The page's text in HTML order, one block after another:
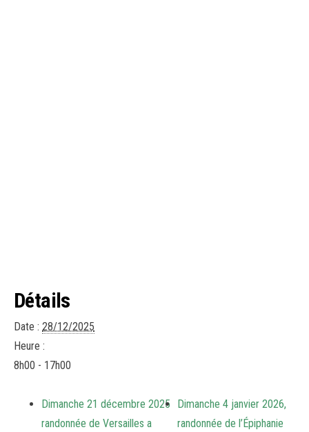
Détails
Date : 28/12/2025
Heure :
8h00 - 17h00
Dimanche 21 décembre 2025
randonnée de Versailles a
Dimanche 4 janvier 2026,
randonnée de l’Épiphanie